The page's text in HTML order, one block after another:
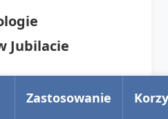
Jubilacie
Zastosowanie